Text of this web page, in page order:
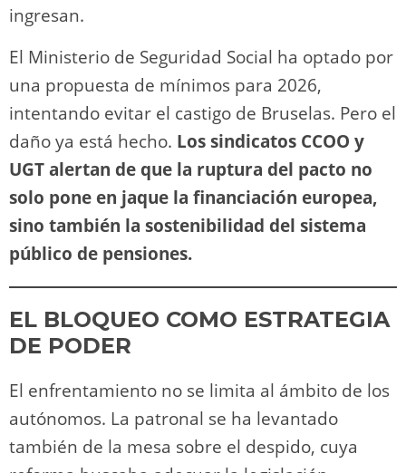
ingresan.
El Ministerio de Seguridad Social ha optado por
una propuesta de mínimos para 2026,
intentando evitar el castigo de Bruselas. Pero el
daño ya está hecho. Los sindicatos CCOO y
UGT alertan de que la ruptura del pacto no
solo pone en jaque la financiación europea,
sino también la sostenibilidad del sistema
público de pensiones.
EL BLOQUEO COMO ESTRATEGIA
DE PODER
El enfrentamiento no se limita al ámbito de los
autónomos. La patronal se ha levantado
también de la mesa sobre el despido, cuya